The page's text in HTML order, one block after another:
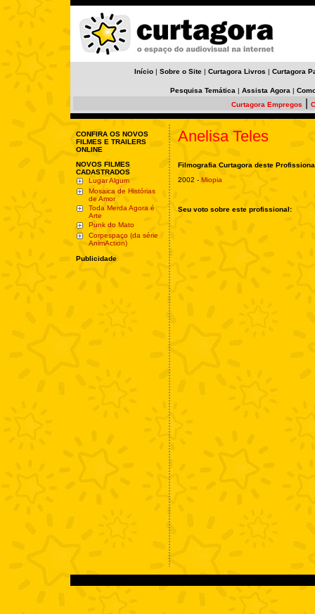
Início | Sobre o Site | Curtagora Livros | Curtagora
Pesquisa Temática | Assista Agora |
Curtagora Empregos
CONFIRA OS NOVOS
FILMES E TRAILERS
ONLINE
NOVOS FILMES
CADASTRADOS
Lugar Algum
Mosaica de Histórias
de Amor
Toda Merda Agora é
Arte
Punk do Mato
Corpespaço (da série
AnimAction)
Publicidade
Anelisa Teles
Filmografia Curtagora deste
2002 - Miopia
Seu voto sobre este profissional: